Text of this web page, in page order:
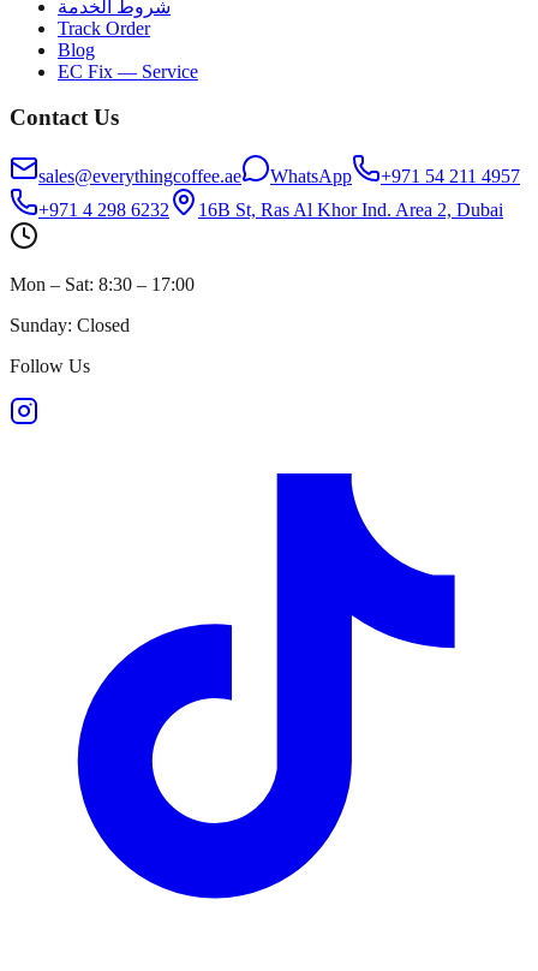
شروط الخدمة
Track Order
Blog
EC Fix — Service
Contact Us
sales@everythingcoffee.ae WhatsApp
+971 54 211 4957
+971 4 298 6232
16B St, Ras Al Khor Ind. Area 2, Dubai
Mon – Sat: 8:30 – 17:00
Sunday: Closed
Follow Us